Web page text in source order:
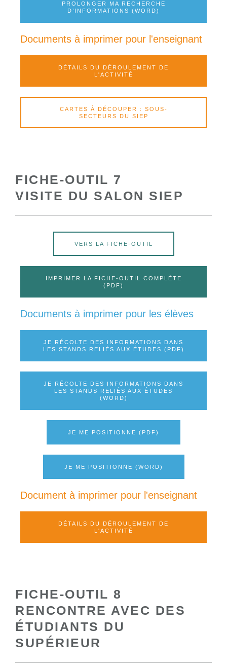
PROLONGER MA RECHERCHE
D’INFORMATIONS (WORD)
Documents à imprimer pour l'enseignant
DÉTAILS DU DÉROULEMENT DE
L'ACTIVITÉ
CARTES À DÉCOUPER : SOUS-
SECTEURS DU SIEP
FICHE-OUTIL 7
VISITE DU SALON SIEP
VERS LA FICHE-OUTIL
IMPRIMER LA FICHE-OUTIL COMPLÈTE
(PDF)
Documents à imprimer pour les élèves
JE RÉCOLTE DES INFORMATIONS DANS
LES STANDS RELIÉS AUX ÉTUDES (PDF)
JE RÉCOLTE DES INFORMATIONS DANS
LES STANDS RELIÉS AUX ÉTUDES
(WORD)
JE ME POSITIONNE (PDF)
JE ME POSITIONNE (WORD)
Document à imprimer pour l'enseignant
DÉTAILS DU DÉROULEMENT DE
L'ACTIVITÉ
FICHE-OUTIL 8
RENCONTRE AVEC DES
ÉTUDIANTS DU
SUPÉRIEUR